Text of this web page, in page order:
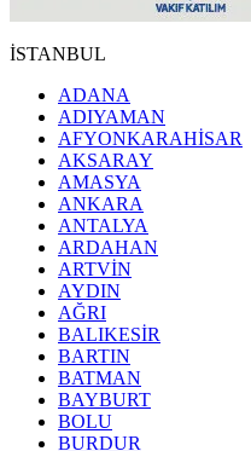
İSTANBUL
ADANA
ADIYAMAN
AFYONKARAHİSAR
AKSARAY
AMASYA
ANKARA
ANTALYA
ARDAHAN
ARTVİN
AYDIN
AĞRI
BALIKESİR
BARTIN
BATMAN
BAYBURT
BOLU
BURDUR